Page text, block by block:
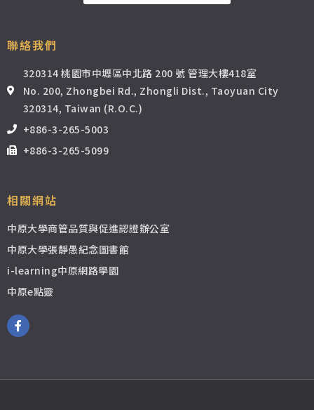
聯絡我們
320314 桃園市中壢區中北路 200 號 管理大樓418室
No. 200, Zhongbei Rd., Zhongli Dist., Taoyuan City
320314, Taiwan (R.O.C.)
+886-3-265-5003
+886-3-265-5099
相關網站
中原大學商管品質與促進認證辦公室
中原大學張靜愚紀念圖書館
i-learning中原網路學園
中原e點靈